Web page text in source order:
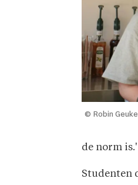
© Robin
de norm is.'
Studenten